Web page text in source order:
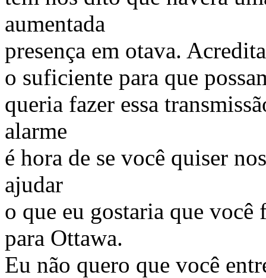
aumentada
presença em otava.
o suficiente para que
queria fazer essa
alarme
é hora de se você quiser
ajudar
o que eu gostaria que você
para Ottawa.
Eu não quero que você